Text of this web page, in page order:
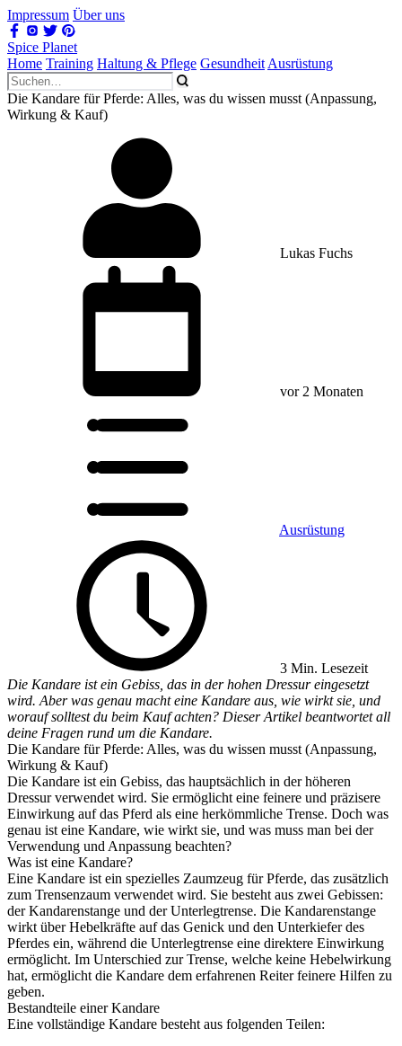
Impressum Über uns
Spice Planet
Home Training Haltung & Pflege Gesundheit Ausrüstung
Die Kandare für Pferde: Alles, was du wissen musst (Anpassung,
Wirkung & Kauf)
Lukas Fuchs
vor 2 Monaten
Ausrüstung
3 Min. Lesezeit
Die Kandare ist ein Gebiss, das in der hohen Dressur eingesetzt
wird. Aber was genau macht eine Kandare aus, wie wirkt sie, und
worauf solltest du beim Kauf achten? Dieser Artikel beantwortet all
deine Fragen rund um die Kandare.
Die Kandare für Pferde: Alles, was du wissen musst (Anpassung,
Wirkung & Kauf)
Die Kandare ist ein Gebiss, das hauptsächlich in der höheren
Dressur verwendet wird. Sie ermöglicht eine feinere und präzisere
Einwirkung auf das Pferd als eine herkömmliche Trense. Doch was
genau ist eine Kandare, wie wirkt sie, und was muss man bei der
Verwendung und Anpassung beachten?
Was ist eine Kandare?
Eine Kandare ist ein spezielles Zaumzeug für Pferde, das zusätzlich
zum Trensenzaum verwendet wird. Sie besteht aus zwei Gebissen:
der Kandarenstange und der Unterlegtrense. Die Kandarenstange
wirkt über Hebelkräfte auf das Genick und den Unterkiefer des
Pferdes ein, während die Unterlegtrense eine direktere Einwirkung
ermöglicht. Im Unterschied zur Trense, welche keine Hebelwirkung
hat, ermöglicht die Kandare dem erfahrenen Reiter feinere Hilfen zu
geben.
Bestandteile einer Kandare
Eine vollständige Kandare besteht aus folgenden Teilen: